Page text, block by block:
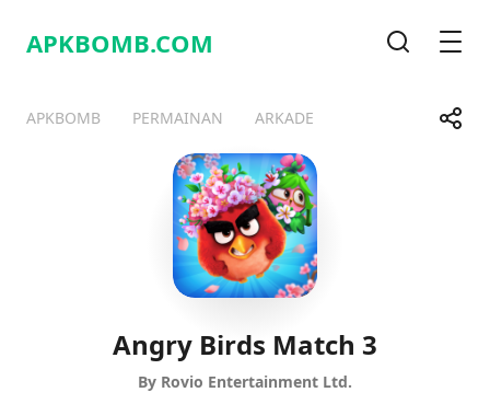
APKBOMB.COM
APKBOMB PERMAINAN ARKADE
TelegramFacebook
Angry Birds Match 3
By Rovio Entertainment Ltd.